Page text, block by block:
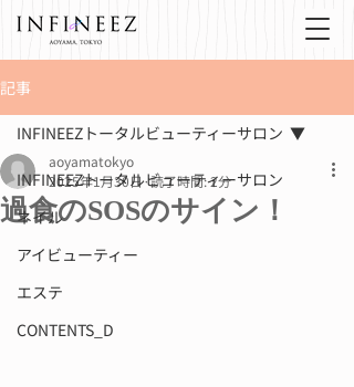
記事
INFINEEZトータルビューティーサロン
ネイル
アイビューティー
エステ
CONTENTS_D
INFINEEZトータルビューティーサロン
過食のSOSのサイン！
aoyamatokyo
2025年1月30日 読了時間: 2分